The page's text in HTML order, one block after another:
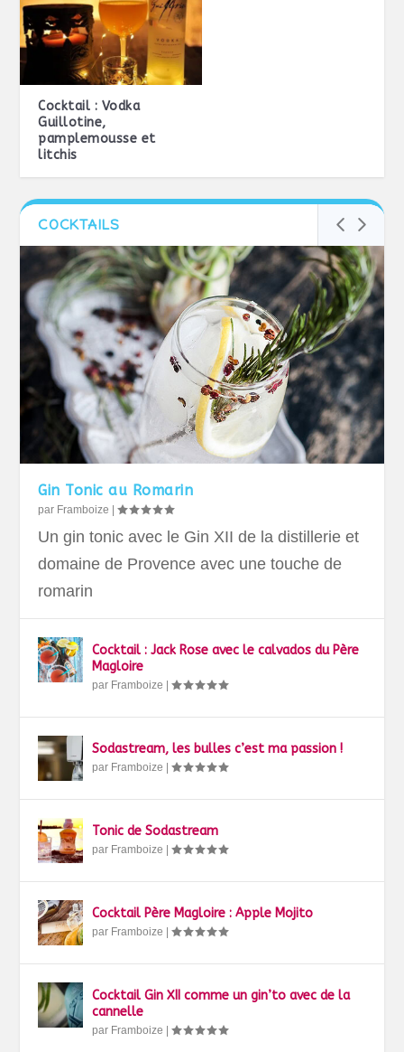
Cocktail : Vodka
Guillotine,
pamplemousse et
litchis
COCKTAILS
Gin Tonic au Romarin
par Framboize |
Un gin tonic avec le Gin XII de la distillerie et
domaine de Provence avec une touche de
romarin
Cocktail : Jack Rose avec le calvados du Père
Magloire
par Framboize |
Sodastream, les bulles c’est ma passion !
par Framboize |
Tonic de Sodastream
par Framboize |
Cocktail Père Magloire : Apple Mojito
par Framboize |
Cocktail Gin XII comme un gin’to avec de la
cannelle
par Framboize |